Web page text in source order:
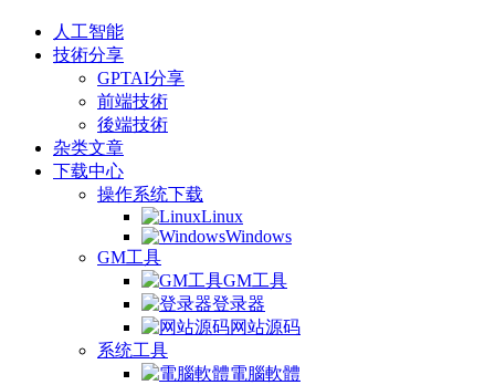
人工智能
技術分享
GPTAI分享
前端技術
後端技術
杂类文章
下载中心
操作系统下载
Linux
Windows
GM工具
GM工具
登录器
网站源码
系统工具
電腦軟體